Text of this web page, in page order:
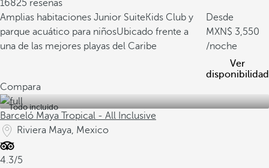
16825 reseñas
Amplias habitaciones Junior SuiteKids Club y
parque acuático para niñosUbicado frente a
una de las mejores playas del Caribe
Desde
3,550
/noche
Ver
disponibilidad
Compara
Todo incluido
Barceló Maya Tropical - All Inclusive
Riviera Maya, Mexico
4.3/5